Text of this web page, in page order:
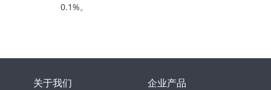
0.1%。
关于我们 企业产品